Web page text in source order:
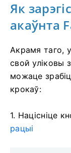
Як
акаўнта
Акрамя таго,
свой уліковы
можаце
крокаў:
1. Націсніце
рацыі